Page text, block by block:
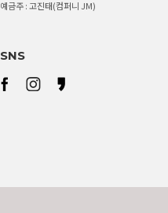
예금주 : 고진태(컴퍼니 JM)
SNS